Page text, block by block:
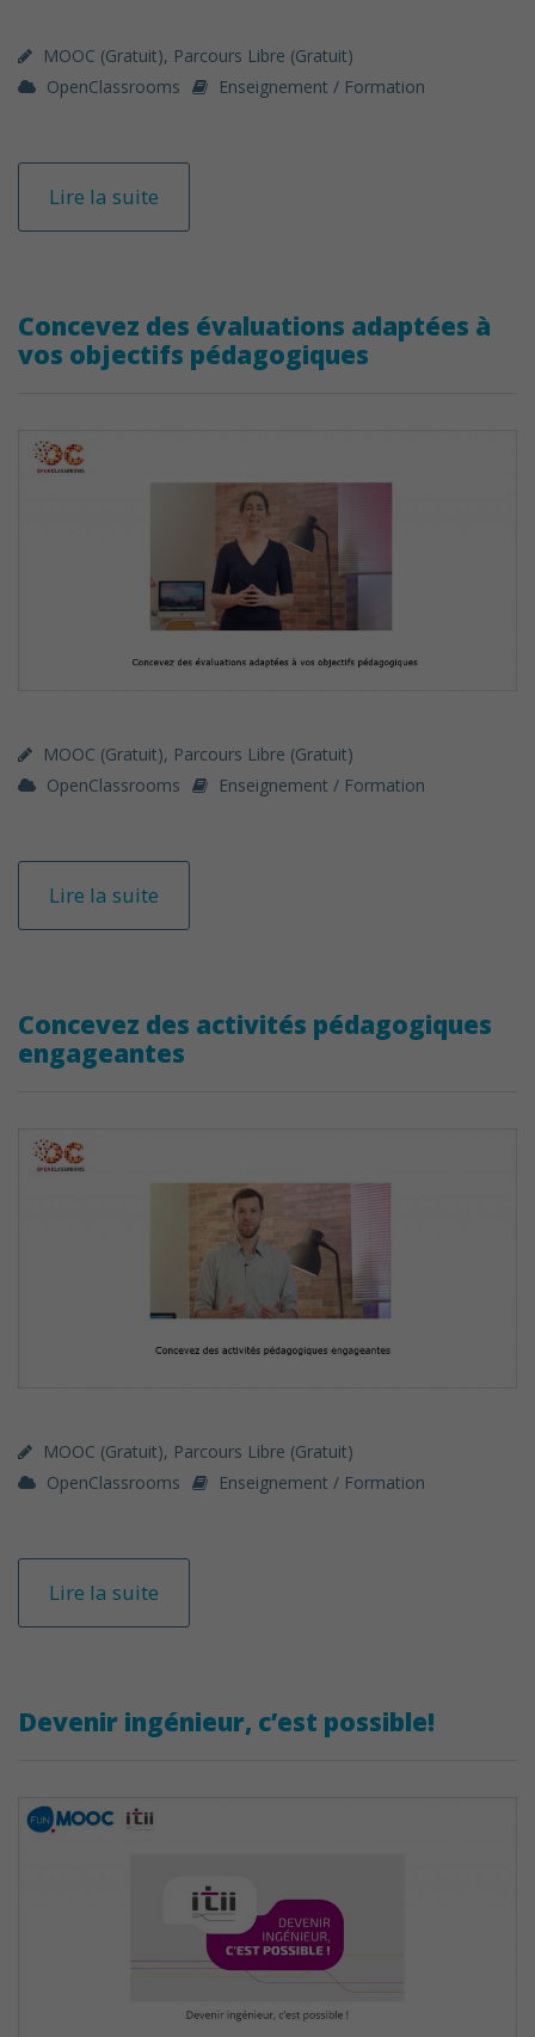
MOOC (gratuit), Parcours Libre (gratuit)
OpenClassrooms
Enseignement / Formation
Lire la suite
Concevez des évaluations adaptées à
vos objectifs pédagogiques
MOOC (gratuit), Parcours Libre (gratuit)
OpenClassrooms
Enseignement / Formation
Lire la suite
Concevez des activités pédagogiques
engageantes
MOOC (gratuit), Parcours Libre (gratuit)
OpenClassrooms
Enseignement / Formation
Lire la suite
Devenir ingénieur, c’est possible!